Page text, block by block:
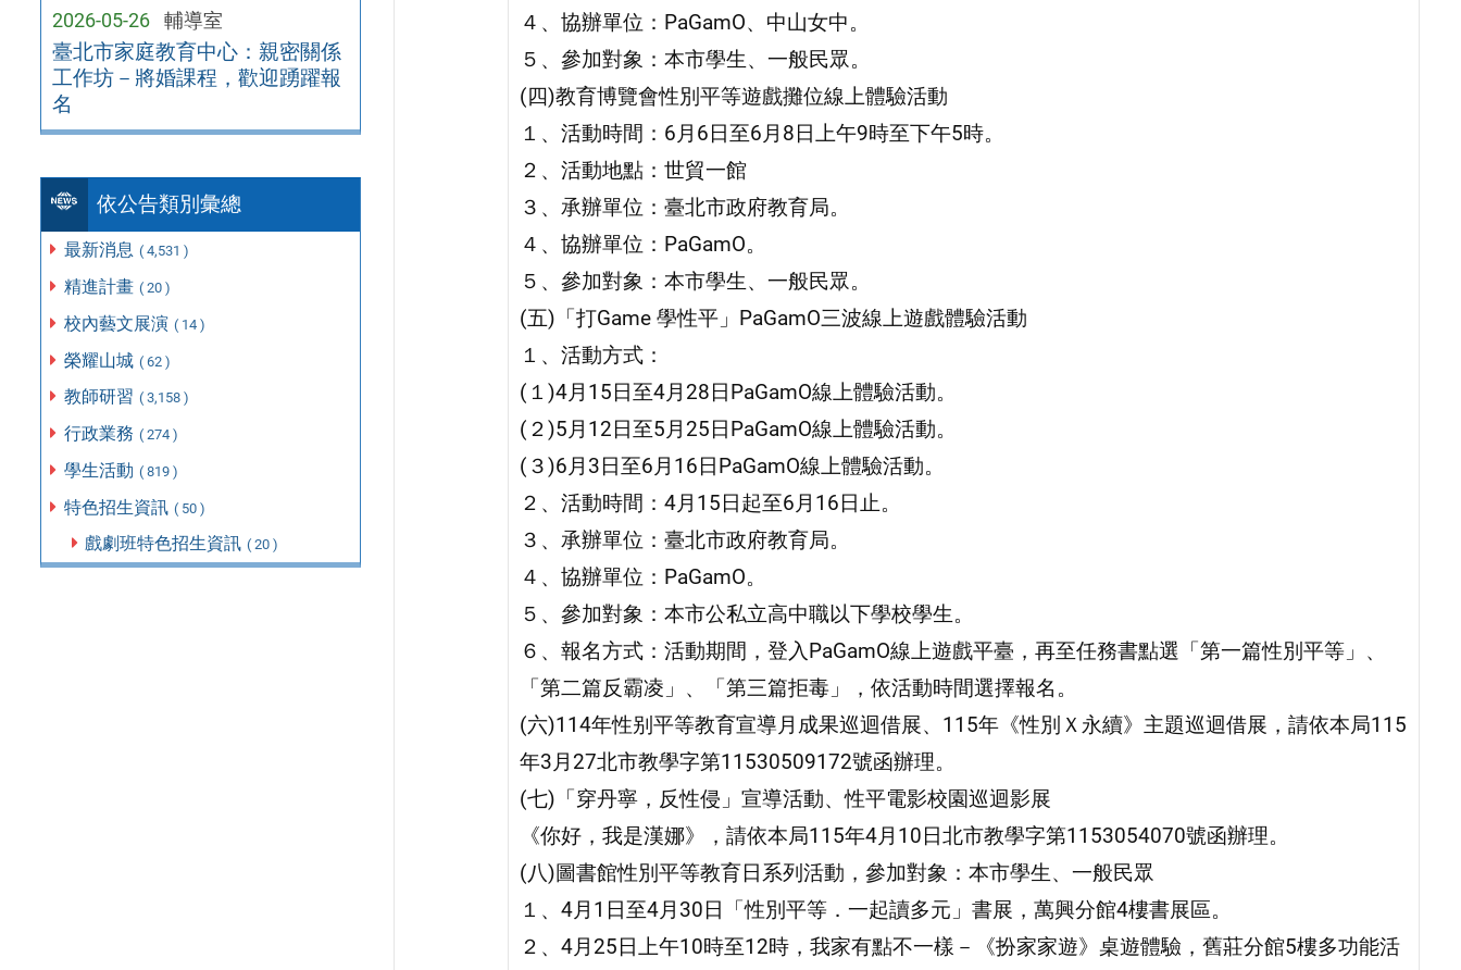
2026-05-26 輔導室
臺北市家庭教育中心：親密關係
工作坊－將婚課程，歡迎踴躍報
名
依公告類別彙總
最新消息 ( 4,531 )
精進計畫 ( 20 )
校內藝文展演 ( 14 )
榮耀山城 ( 62 )
教師研習 ( 3,158 )
行政業務 ( 274 )
學生活動 ( 819 )
特色招生資訊 ( 50 )
戲劇班特色招生資訊 ( 20 )
４、協辦單位：PaGamO、中山女中。
５、參加對象：本市學生、一般民眾。
(四)教育博覽會性別平等遊戲攤位線上體驗活動
１、活動時間：6月6日至6月8日上午9時至下午5時。
２、活動地點：世貿一館
３、承辦單位：臺北市政府教育局。
４、協辦單位：PaGamO。
５、參加對象：本市學生、一般民眾。
(五)「打Game 學性平」PaGamO三波線上遊戲體驗活動
１、活動方式：
(１)4月15日至4月28日PaGamO線上體驗活動。
(２)5月12日至5月25日PaGamO線上體驗活動。
(３)6月3日至6月16日PaGamO線上體驗活動。
２、活動時間：4月15日起至6月16日止。
３、承辦單位：臺北市政府教育局。
４、協辦單位：PaGamO。
５、參加對象：本市公私立高中職以下學校學生。
６、報名方式：活動期間，登入PaGamO線上遊戲平臺，再至任務書點選「第一篇性別平等」、
「第二篇反霸凌」、「第三篇拒毒」，依活動時間選擇報名。
(六)114年性别平等教育宣導月成果巡迴借展、115年《性別Ｘ永續》主題巡迴借展，請依本局115
年3月27北市教學字第11530509172號函辦理。
(七)「穿丹寧，反性侵」宣導活動、性平電影校園巡迴影展
《你好，我是漢娜》，請依本局115年4月10日北市教學字第1153054070號函辦理。
(八)圖書館性別平等教育日系列活動，參加對象：本市學生、一般民眾
１、4月1日至4月30日「性別平等．一起讀多元」書展，萬興分館4樓書展區。
２、4月25日上午10時至12時，我家有點不一樣－《扮家家遊》桌遊體驗，舊莊分館5樓多功能活